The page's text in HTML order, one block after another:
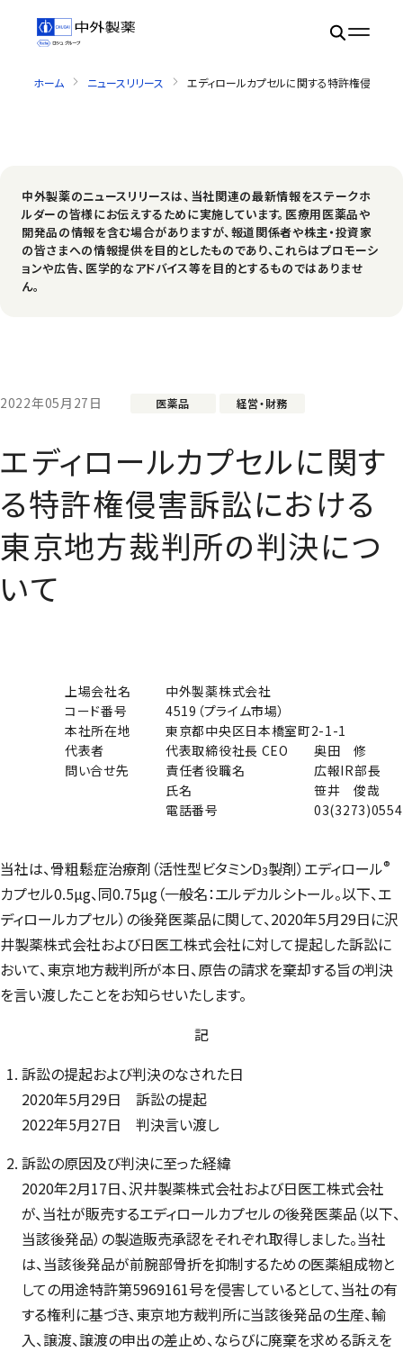
ホーム ニュースリリース エディロールカプセルに関する特許権侵害訴
中外製薬のニュースリリースは、当社関連の最新情報をステークホ
ルダーの皆様にお伝えするために実施しています。医療用医薬品や
開発品の情報を含む場合がありますが、報道関係者や株主・投資家
の皆さまへの情報提供を目的としたものであり、これらはプロモーシ
ョンや広告、医学的なアドバイス等を目的とするものではありませ
ん。
2022年05月27日 医薬品 経営・財務
エディロールカプセルに関す
る特許権侵害訴訟における
東京地方裁判所の判決につ
いて
上場会社名
中外製薬株式会社
コード番号
4519（プライム市場）
本社所在地
東京都中央区日本橋室町2-1-1
代表者
代表取締役社長 CEO
奥田 修
問い合せ先
責任者役職名
広報IR部長
氏名
笹井 俊哉
電話番号
03(3273)0554
当社は、骨粗鬆症治療剤（活性型ビタミンD3製剤）エディロール®
カプセル0.5µg、同0.75µg（一般名：エルデカルシトール。以下、エ
ディロールカプセル）の後発医薬品に関して、2020年5月29日に沢
井製薬株式会社および日医工株式会社に対して提起した訴訟に
おいて、東京地方裁判所が本日、原告の請求を棄却する旨の判決
を言い渡したことをお知らせいたします。
記
訴訟の提起および判決のなされた日
2020年5月29日 訴訟の提起
2022年5月27日 判決言い渡し
訴訟の原因及び判決に至った経緯
2020年2月17日、沢井製薬株式会社および日医工株式会社
が、当社が販売するエディロールカプセルの後発医薬品（以下、
当該後発品）の製造販売承認をそれぞれ取得しました。当社
は、当該後発品が前腕部骨折を抑制するための医薬組成物と
しての用途特許第5969161号を侵害しているとして、当社の有
する権利に基づき、東京地方裁判所に当該後発品の生産、輸
入、譲渡、譲渡の申出の差止め、ならびに廃棄を求める訴えを